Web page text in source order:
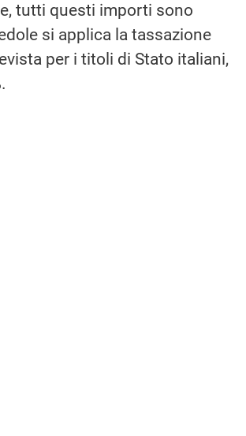
tutti questi importi sono
si applica la tassazione
per i titoli di Stato italiani,
.